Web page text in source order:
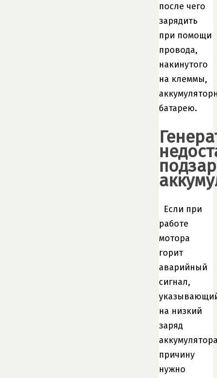
после чего
зарядить
при помощи
провода,
накинутого
на клеммы,
батарею.
Если при
работе
мотора
горит
аварийный
сигнал,
на низкий
заряд
причину
нужно